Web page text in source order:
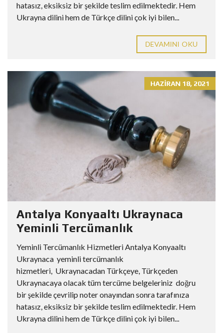
hatasız, eksiksiz bir şekilde teslim edilmektedir. Hem
Ukrayna dilini hem de Türkçe dilini çok iyi bilen...
DEVAMINI OKU
HAZIRAN 18, 2021
Antalya Konyaaltı Ukraynaca
Yeminli Tercümanlık
Yeminli Tercümanlık Hizmetleri Antalya Konyaaltı
Ukraynaca yeminli tercümanlık
hizmetleri, Ukraynacadan Türkçeye, Türkçeden
Ukraynacaya olacak tüm tercüme belgeleriniz doğru
bir şekilde çevrilip noter onayından sonra tarafınıza
hatasız, eksiksiz bir şekilde teslim edilmektedir. Hem
Ukrayna dilini hem de Türkçe dilini çok iyi bilen...